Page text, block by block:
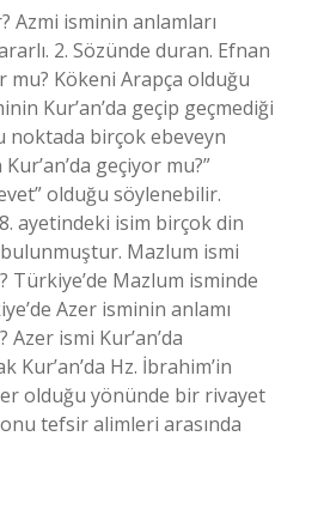
Azmi isminin anlamları
2. Sözünde duran. Efnan
mu? Kökeni Arapça olduğu
Kur’an’da geçip geçmediği
noktada birçok ebeveyn
geçiyor mu?”
olduğu söylenebilir.
ayetindeki isim birçok din
Mazlum ismi
Türkiye’de Mazlum isminde
Azer isminin anlamı
Azer ismi Kur’an’da
Kur’an’da Hz. İbrahim’in
olduğu yönünde bir rivayet
tefsir alimleri arasında